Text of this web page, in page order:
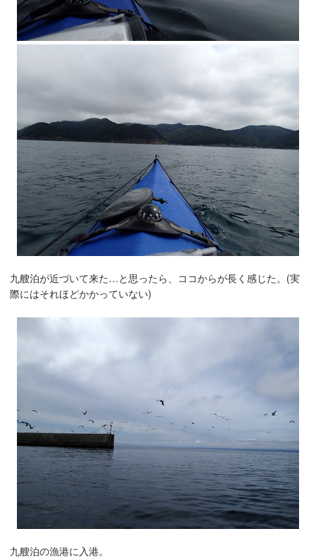
九艘泊が近づいて来た…と思ったら、ココからが長く感じた。(実
際にはそれほどかかっていない)
九艘泊の漁港に入港。